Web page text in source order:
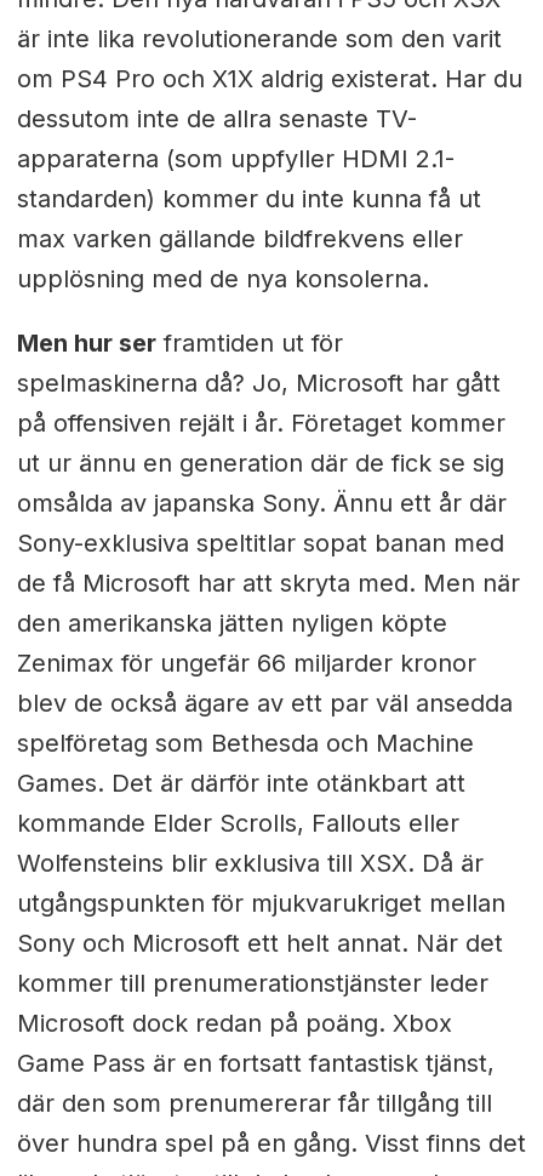
är inte lika revolutionerande som den varit
om PS4 Pro och X1X aldrig existerat. Har du
dessutom inte de allra senaste TV-
apparaterna (som uppfyller HDMI 2.1-
standarden) kommer du inte kunna få ut
max varken gällande bildfrekvens eller
upplösning med de nya konsolerna.
Men hur serframtiden ut för
spelmaskinerna då? Jo, Microsoft har gått
på offensiven rejält i år. Företaget kommer
ut ur ännu en generation där de fick se sig
omsålda av japanska Sony. Ännu ett år där
Sony-exklusiva speltitlar sopat banan med
de få Microsoft har att skryta med. Men när
den amerikanska jätten nyligen köpte
Zenimax för ungefär 66 miljarder kronor
blev de också ägare av ett par väl ansedda
spelföretag som Bethesda och Machine
Games. Det är därför inte otänkbart att
kommande Elder Scrolls, Fallouts eller
Wolfensteins blir exklusiva till XSX. Då är
utgångspunkten för mjukvarukriget mellan
Sony och Microsoft ett helt annat. När det
kommer till prenumerationstjänster leder
Microsoft dock redan på poäng. Xbox
Game Pass är en fortsatt fantastisk tjänst,
där den som prenumererar får tillgång till
över hundra spel på en gång. Visst finns det